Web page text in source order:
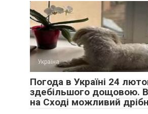
Україна
Погода в Україні 24
здебільшого дощовою.
на Сході можливий